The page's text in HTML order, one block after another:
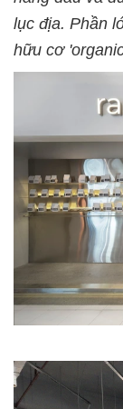
lục địa. Phần
hữu cơ